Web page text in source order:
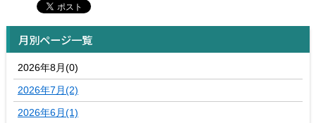
月別ページ一覧
2026年8月(0)
2026年7月(2)
2026年6月(1)